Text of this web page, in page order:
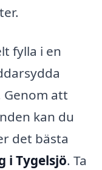
fylla i en
att
kan du
det bästa
i Tygelsjö. Ta